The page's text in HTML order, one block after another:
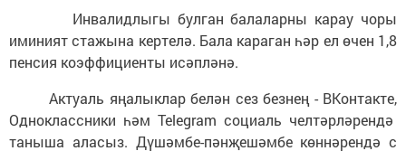
Инвалидлыгы булган балаларны карау чоры
иминият стажына кертелә. Бала караган һәр ел өчен 1,8
пенсия коэффициенты исәпләнә.
Актуаль яңалыклар белән сез безнең - ВКонтакте,
Одноклассники һәм Telegram социаль челтәрләрендә
таныша аласыз. Дүшәмбе-пәнҗешәмбе көннәрендә с